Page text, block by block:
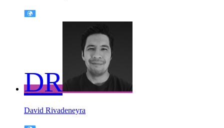
DR
David Rivadeneyra